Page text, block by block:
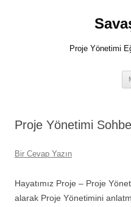
Proje Yönetimi
Proje Yönetimi
Bir Cevap Yazın
Hayatımız Proje – Proje
alarak Proje Yönetimini